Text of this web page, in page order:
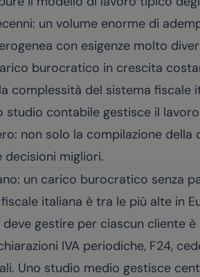
un volume enorme di
con esigenze molto
burocratico in crescita
complessità del sistema
studio contabile gestisce il
non solo la compilazione
decisioni migliori.
un carico burocratico senza
italiana è tra le più alte in
gestire per ciascun cliente
IVA periodiche, F24,
Uno studio medio gestisce